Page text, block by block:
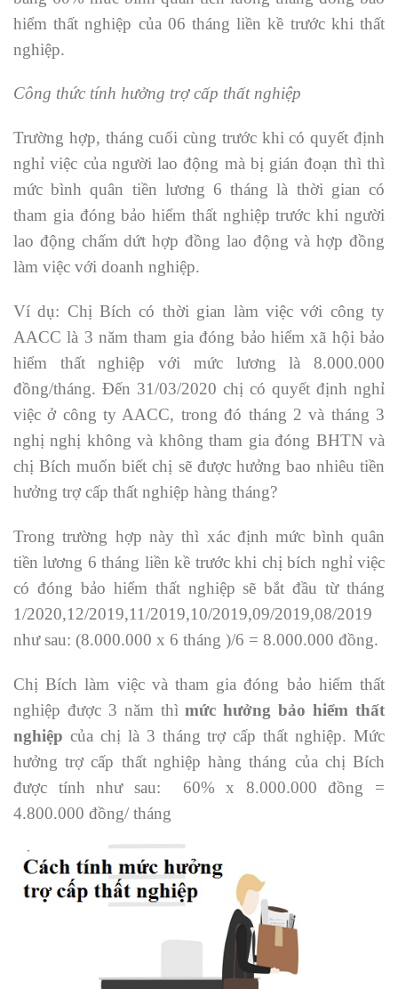
hiểm thất nghiệp của 06 tháng liền kề trước khi thất
nghiệp.
Công thức tính hưởng trợ cấp thất nghiệp
Trường hợp, tháng cuối cùng trước khi có quyết định
nghỉ việc của người lao động mà bị gián đoạn thì thì
mức bình quân tiền lương 6 tháng là thời gian có
tham gia đóng bảo hiểm thất nghiệp trước khi người
lao động chấm dứt hợp đồng lao động và hợp đồng
làm việc với doanh nghiệp.
Ví dụ: Chị Bích có thời gian làm việc với công ty
AACC là 3 năm tham gia đóng bảo hiểm xã hội bảo
hiểm thất nghiệp với mức lương là 8.000.000
đồng/tháng. Đến 31/03/2020 chị có quyết định nghỉ
việc ở công ty AACC, trong đó tháng 2 và tháng 3
nghị nghị không và không tham gia đóng BHTN và
chị Bích muốn biết chị sẽ được hưởng bao nhiêu tiền
hưởng trợ cấp thất nghiệp hàng tháng?
Trong trường hợp này thì xác định mức bình quân
tiền lương 6 tháng liền kề trước khi chị bích nghỉ việc
có đóng bảo hiểm thất nghiệp sẽ bắt đầu từ tháng
1/2020,12/2019,11/2019,10/2019,09/2019,08/2019
như sau: (8.000.000 x 6 tháng )/6 = 8.000.000 đồng.
Chị Bích làm việc và tham gia đóng bảo hiểm thất
nghiệp được 3 năm thìmức hưởng bảo hiểm thất
nghiệp của chị là 3 tháng trợ cấp thất nghiệp. Mức
hưởng trợ cấp thất nghiệp hàng tháng của chị Bích
được tính như sau: 60% x 8.000.000 đồng =
4.800.000 đồng/ tháng